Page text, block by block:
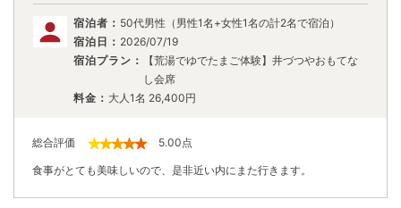
宿泊者： 50代男性（男性1名+女性1名の計2名で宿泊）
宿泊日： 2026/07/19
宿泊プラン：
【荒湯でゆでたまご体験】井づつやおもてな
し会席
料金： 大人1名 26,400円
総合評価 5.00点
食事がとても美味しいので、是非近い内にまた行きます。